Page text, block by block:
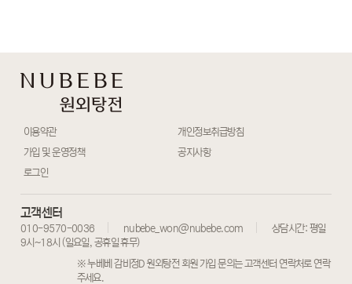
이용약관
개인정보취급방침
가입 및 운영정책
공지사항
로그인
고객센터
010-9570-0036 nubebe_won@nubebe.com
상담시간: 평일
9시~18시 (일요일, 공휴일 휴무)
※ 누베베 감비정D 원외탕전 회원 가입 문의는 고객센터 연락처로 연락
주세요.